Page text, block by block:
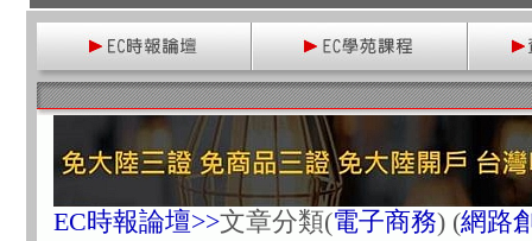
EC時報論壇>>文章分類(電子商務) (網路